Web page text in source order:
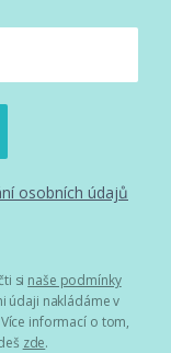
osobních údajů
si naše podmínky
údaji nakládáme v
informací o tom,
zde.